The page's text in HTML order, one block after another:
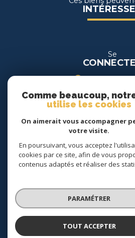
Se
espace
Nous
SUIVRE
© 2026 | Tous droits réservés |
Nos honoraires
Politique RGPD
Comme beaucoup,
utilise les cookies
On aimerait vous accompagner
votre visite.
En poursuivant, vous acceptez
cookies par ce site, afin de vous
contenus adaptés et réaliser des
PARAMÉTRER
TOUT ACCEPTER